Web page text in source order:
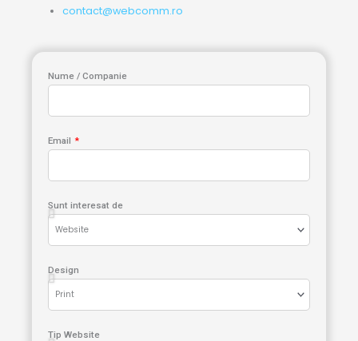
contact@webcomm.ro
Nume / Companie
Email
Sunt interesat de
Design
Tip Website